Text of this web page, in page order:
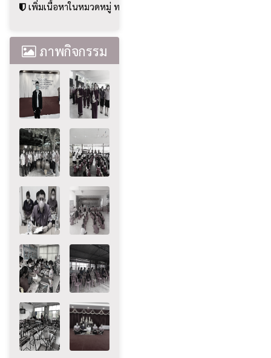
เพิ่มเนื้อหาในหมวดหมู่ ทดสอบเพิ่มบล๊อกเมนู
ภาพกิจกรรม